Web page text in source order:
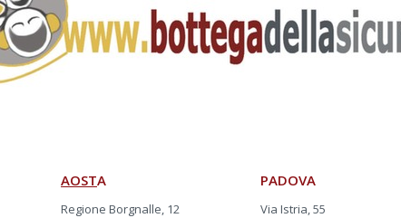
AOSTA
Regione Borgnalle, 12
PADOVA
Via Istria, 55